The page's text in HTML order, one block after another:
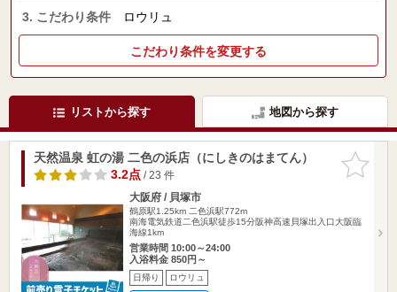
3. こだわり条件 ロウリュ
こだわり条件を変更する
リストから探す 地図から探す
お気に入
りに追加
天然温泉 虹の湯 二色の浜店（にしきのはまてん）
3.2点/ 23 件
大阪府 / 貝塚市
鶴原駅1.25km 二色浜駅772m
南海電気鉄道二色浜駅徒歩15分阪神高速貝塚出入口大阪臨
海線1km
営業時間 10:00～24:00
入浴料金 850円～
日帰り ロウリュ